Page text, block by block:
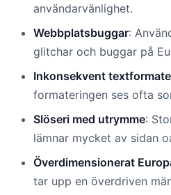
användarvänlighet.
Webbplatsbuggar:
glitchar och buggar på
Inkonsekvent
formateringen ses ofta
Slöseri med utrymme:
lämnar mycket av sidan
Överdimensionerat
tar upp en överdriven